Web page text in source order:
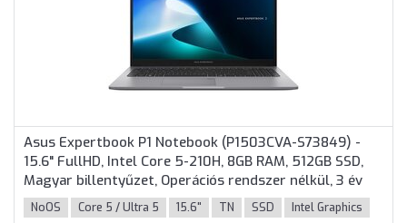
Asus Expertbook P1 Notebook (P1503CVA-S73849) -
15.6" FullHD, Intel Core 5-210H, 8GB RAM, 512GB SSD,
Magyar billentyűzet, Operációs rendszer nélkül, 3 év
garancia, Szürke színben
NoOS Core 5 / Ultra 5 15.6" TN SSD Intel Graphics